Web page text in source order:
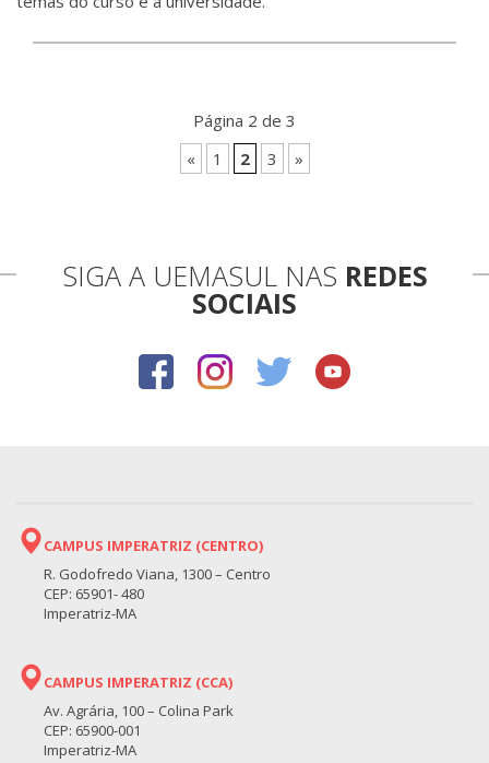
Página 2 de 3
«
1 2 3 »
SIGA A UEMASUL NAS REDES
SOCIAIS
CAMPUS IMPERATRIZ (CENTRO)
R. Godofredo Viana, 1300 – Centro
CEP: 65901- 480
Imperatriz-MA
CAMPUS IMPERATRIZ (CCA)
Av. Agrária, 100 – Colina Park
CEP: 65900-001
Imperatriz-MA